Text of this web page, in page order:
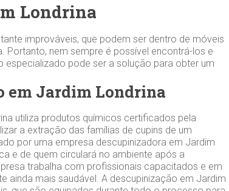
Londrina
improváveis, que podem ser dentro de móveis
Portanto, nem sempre é possível encontrá-los e
especializado pode ser a solução para obter um
em Jardim Londrina
utiliza produtos químicos certificados pela
a extração das famílias de cupins de um
por uma empresa descupinizadora em Jardim
e de quem circulará no ambiente após a
trabalha com profissionais capacitados e em
ainda mais saudável. A descupinização em Jardim